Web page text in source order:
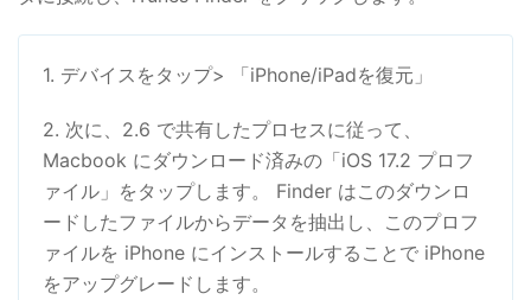
1. デバイスをタップ> 「iPhone/iPadを復元」
2. 次に、2.6 で共有したプロセスに従って、
Macbook にダウンロード済みの「iOS 17.2 プロフ
ァイル」をタップします。 Finder はこのダウンロ
ードしたファイルからデータを抽出し、このプロフ
ァイルを iPhone にインストールすることで iPhone
をアップグレードします。